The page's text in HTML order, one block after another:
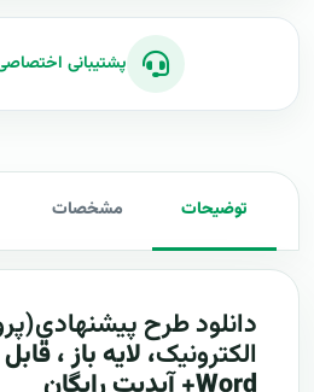
پشتیبانی
توضیحات مشخصات
دانلود طرح
الکترونیک، لایه باز ،